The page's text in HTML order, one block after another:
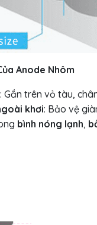
Anode Nhôm
: Gắn trên vỏ tàu,
khơi: Bảo vệ
bình nóng lạnh,